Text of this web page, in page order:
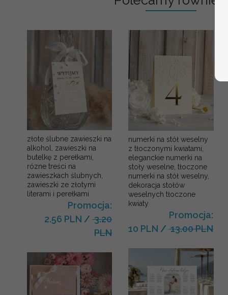
złote ślubne zawieszki na
alkohol, zawieszki na
butelkę z perełkami,
rózne treści na
zawieszkach ślubnych,
zawieszki ze złotymi
literami i perełkami
Promocja:
2.56 PLN /3.20
PLN
numerki na stół weselny
z tłoczonymi kwiatami,
eleganckie numerki na
stoły weselne, tłoczone
numerki na stół weselny,
dekoracja stołów
weselnych tłoczone
kwiaty
Promocja:
10 PLN /13.00 PLN